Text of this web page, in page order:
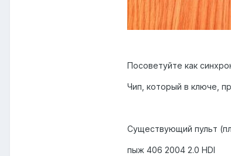
Посоветуйте как
Чип, который в ключе,
Существующий пульт
пыж 406 2004 2.0 HDI